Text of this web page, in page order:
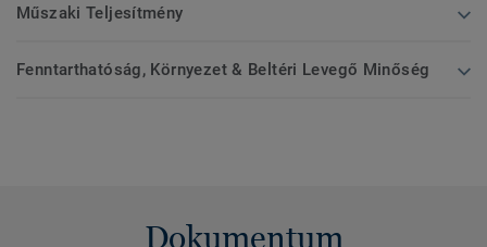
Műszaki Teljesítmény
Fenntarthatóság, Környezet & Beltéri Levegő Minőség
Dokumentum